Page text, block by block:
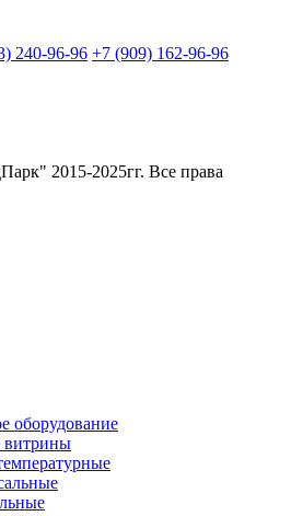
240-96-96 +7 (909) 162-96-96
2015-2025гг. Все права
оборудование
витрины